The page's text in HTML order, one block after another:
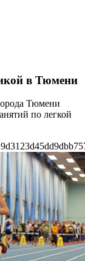
в Тюмени
Тюмени
по легкой